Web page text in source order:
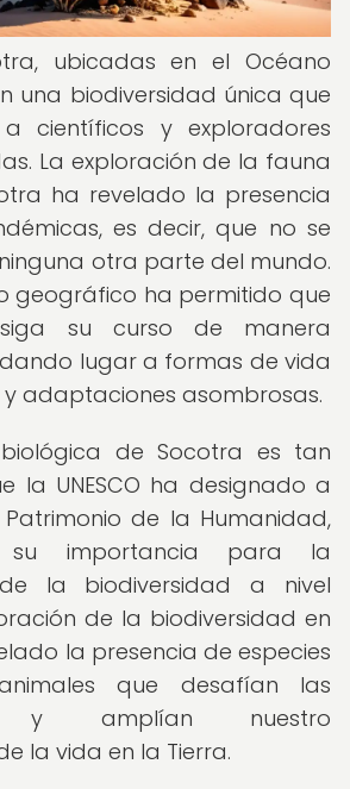
ubicadas en el Océano
una biodiversidad única que
científicos y exploradores
La exploración de la fauna
ha revelado la presencia
es decir, que no se
otra parte del mundo.
geográfico ha permitido que
su curso de manera
lugar a formas de vida
adaptaciones asombrosas.
de Socotra es tan
la UNESCO ha designado a
de la Humanidad,
su importancia para la
la biodiversidad a nivel
de la biodiversidad en
la presencia de especies
que desafían las
y amplían nuestro
la vida en la Tierra.